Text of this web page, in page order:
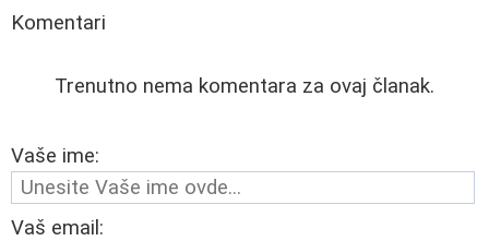
Komentari
Trenutno nema komentara za ovaj članak.
Vaše ime:
Vaš email: